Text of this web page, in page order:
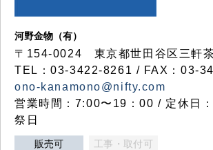
河野金物（有）
〒154-0024 東京都世田谷区三軒
TEL：03-3422-8261 / FAX：03-
ono-kanamono@nifty.com
営業時間：7:00〜19：00 / 定休日
祭日
販売可 工事・取付可